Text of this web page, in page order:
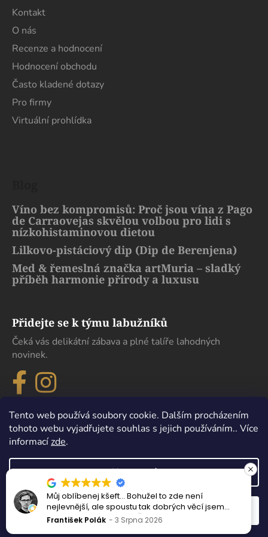
Tento web používá soubory cookie. Dalším procházením
tohoto webu vyjadřujete souhlas s jejich používáním.. Více
informacízde.
Nastavení
Odmítnout Souhlasím
Kontakt
O nás
Recenze a hodnocení
Hodnocení obchodu
Často kladené dotazy
Pro firmy
Virtuální prohlídka
Víno bez kompromisů: Proč jsou vína z Pago
de Carraovejas skvělou volbou pro lidi s
nízkohistaminovou dietou
Lilkovo-pistáciový dip (Dip de Berenjena)
Med & řemeslná značka artMuria – sladký
příběh harmonie přírody a luxusu
Přidejte se k týmu labužníků
Čeká vás delikátní zábava a plné talíře lahodných
novinek.
Vytvořil Shoptet
Copyright 2026eDelikatesy. Všechna práva vyhrazena.
Upravit nastavení cookies
Můj oblíbenej kšeft… Bohužel to zde není
nejlevnější, ale spoustu tak dobrých věcí jsem
nejedl ani v samotném Španělsku.
František Polák 3 Srpna 2026